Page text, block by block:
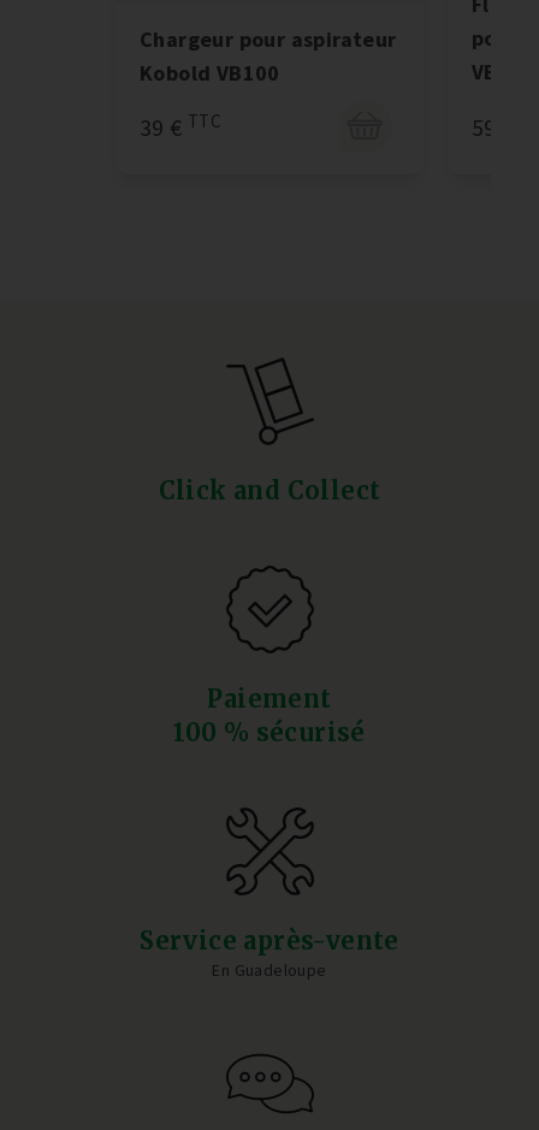
Chargeur pour aspirateur
Kobold VB100
39 € TTC
pour
VB100
59 €
Click and Collect
Paiement
100 % sécurisé
Service après-vente
En Guadeloupe